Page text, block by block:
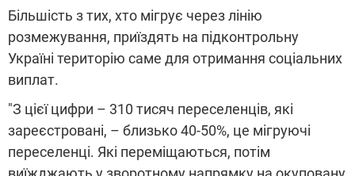
Більшість з тих, хто мігрує через лінію
розмежування, приїздять на підконтрольну
Україні територію саме для отримання соціальних
виплат.
"З цієї цифри – 310 тисяч переселенців, які
зареєстровані, – близько 40-50%, це мігруючі
переселенці. Які переміщаються, потім